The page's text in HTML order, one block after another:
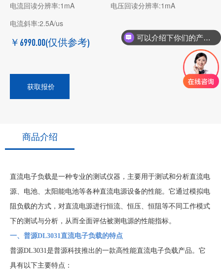
电流回读分辨率:1mA
电压回读分辨率:1mA
电流斜率:2.5A/us
￥6990.00(仅供参考)
获取报价
商品介绍
直流电子负载是一种专业的测试仪器，主要用于测试和分析直流电
源、电池、太阳能电池等各种直流电源设备的性能。它通过模拟电
阻负载的方式，对直流电源进行恒流、恒压、恒阻等不同工作模式
下的测试与分析，从而全面评估被测电源的性能指标。
一、普源DL3031直流电子负载的特点
普源DL3031是普源科技推出的一款高性能直流电子负载产品。它
具有以下主要特点：
可以介绍下你们的产品么？